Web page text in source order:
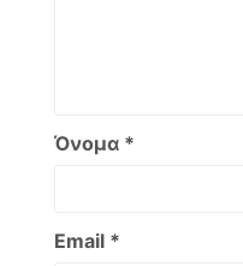
Όνομα *
Email *